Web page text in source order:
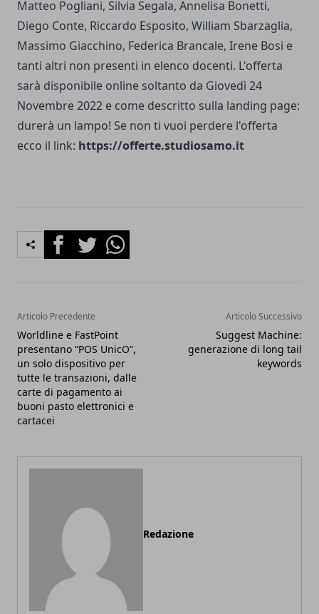
Matteo Pogliani, Silvia Segala, Annelisa Bonetti,
Diego Conte, Riccardo Esposito, William Sbarzaglia,
Massimo Giacchino, Federica Brancale, Irene Bosi e
tanti altri non presenti in elenco docenti. L'offerta
sarà disponibile online soltanto da Giovedì 24
Novembre 2022 e come descritto sulla landing page:
durerà un lampo! Se non ti vuoi perdere l'offerta
ecco il link: https://offerte.studiosamo.it
FacebookTwitterWhatsapp
Articolo Precedente
Worldline e FastPoint
presentano “POS UnicO”,
un solo dispositivo per
tutte le transazioni, dalle
carte di pagamento ai
buoni pasto elettronici e
cartacei
Articolo Successivo
Suggest Machine:
generazione di long tail
keywords
Redazione